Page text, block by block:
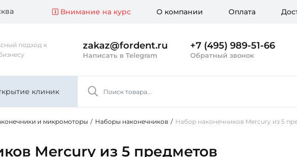
Внимание на курс О компании Оплата
подход к
zakaz@fordent.ru
Написать в Telegram
+7 (495) 989-51-66
Обратный звонок
клиник
и микромоторы / Наборы наконечников / Набор наконечников Mercury из 5
Mercury из 5 предметов